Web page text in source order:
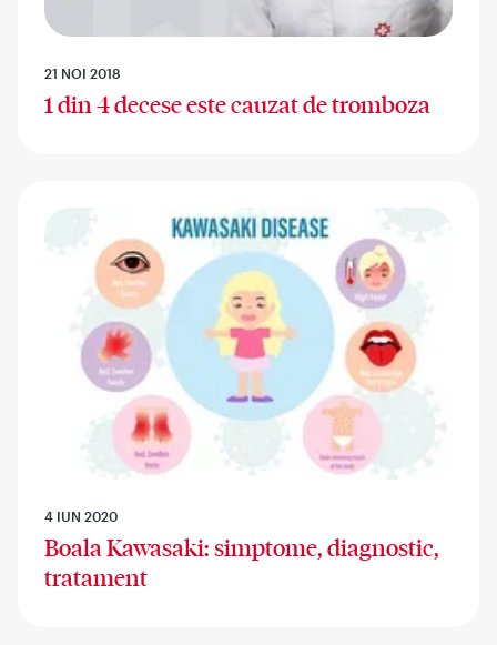
21 NOI 2018
1 din 4 decese este cauzat de tromboza
4 IUN 2020
Boala Kawasaki: simptome, diagnostic,
tratament